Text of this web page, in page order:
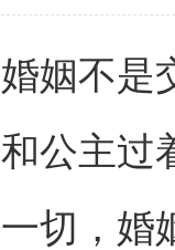
婚姻不是
和公主过
一切，婚